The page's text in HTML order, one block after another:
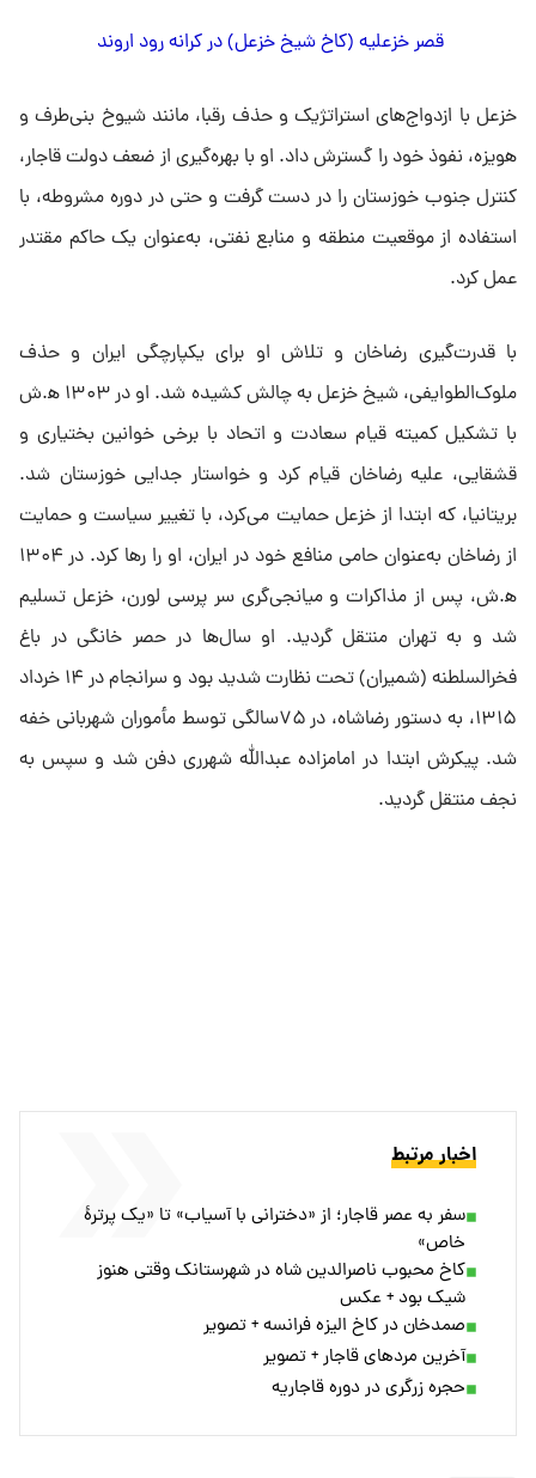
قصر خزعلیه (کاخ شیخ خزعل) در کرانه رود اروند
خزعل با ازدواج‌های استراتژیک و حذف رقبا، مانند شیوخ بنی‌طرف و
هویزه، نفوذ خود را گسترش داد. او با بهره‌گیری از ضعف دولت قاجار،
کنترل جنوب خوزستان را در دست گرفت و حتی در دوره مشروطه، با
استفاده از موقعیت منطقه و منابع نفتی، به‌عنوان یک حاکم مقتدر
عمل کرد.
با قدرت‌گیری رضاخان و تلاش او برای یکپارچگی ایران و حذف
ملوک‌الطوایفی، شیخ خزعل به چالش کشیده شد. او در ۱۳۰۳ ه‍.ش
با تشکیل کمیته قیام سعادت و اتحاد با برخی خوانین بختیاری و
قشقایی، علیه رضاخان قیام کرد و خواستار جدایی خوزستان شد.
بریتانیا، که ابتدا از خزعل حمایت می‌کرد، با تغییر سیاست و حمایت
از رضاخان به‌عنوان حامی منافع خود در ایران، او را رها کرد. در ۱۳۰۴
ه‍.ش، پس از مذاکرات و میانجی‌گری سر پرسی لورن، خزعل تسلیم
شد و به تهران منتقل گردید. او سال‌ها در حصر خانگی در باغ
فخرالسلطنه (شمیران) تحت نظارت شدید بود و سرانجام در ۱۴ خرداد
۱۳۱۵، به دستور رضاشاه، در ۷۵سالگی توسط مأموران شهربانی خفه
شد. پیکرش ابتدا در امامزاده عبدالله شهرری دفن شد و سپس به
نجف منتقل گردید.
اخبار مرتبط
سفر به عصر قاجار؛ از «دخترانی با آسیاب» تا «یک پرترۀ
خاص»
کاخ محبوب ناصرالدین شاه در شهرستانک وقتی هنوز
شیک بود + عکس
صمد‌خان در کاخ الیزه فرانسه + تصویر
آخرین مردهای قاجار + تصویر
حجره زرگری در دوره قاجاریه